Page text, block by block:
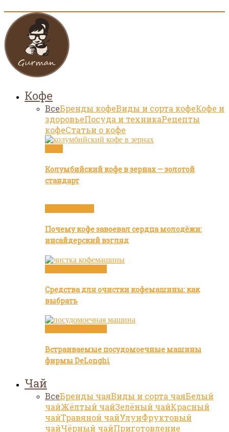
Кофе
ВсеБренды кофеВиды и сорта кофеКофе и
здоровьеПосуда и техникаРецепты
кофеСтатьи о кофе
Колумбийский кофе в зернах — золотой
стандарт
Почему кофе завоевал сердца молодёжи:
инсайдерский взгляд
Средства для очистки кофемашины: как
выбрать
Встраиваемые посудомоечные машины
фирмы DeLonghi
Чай
ВсеБренды чаяВиды и сорта чаяБелый
чайЖёлтый чайЗелёный чайКрасный
чайТравяной чайУлунФруктовый
чайЧёрный чайПриготовление